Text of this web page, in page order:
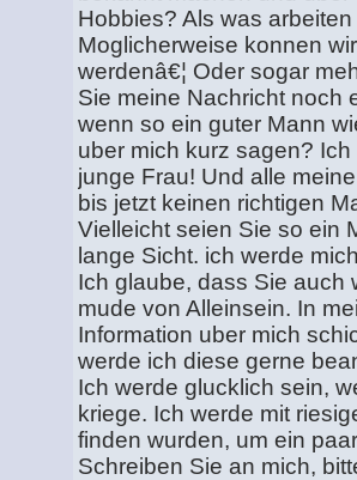
Hobbies? Als was
Moglicherweise konnen
werdenâ€¦ Oder sogar
Sie meine Nachricht noch
wenn so ein guter Mann
uber mich kurz sagen?
junge Frau! Und alle
bis jetzt keinen richtigen
Vielleicht seien Sie so ein
lange Sicht. ich werde
Ich glaube, dass Sie auch
mude von Alleinsein. In
Information uber mich
werde ich diese gerne
Ich werde glucklich sein,
kriege. Ich werde mit
finden wurden, um ein
Schreiben Sie an mich,